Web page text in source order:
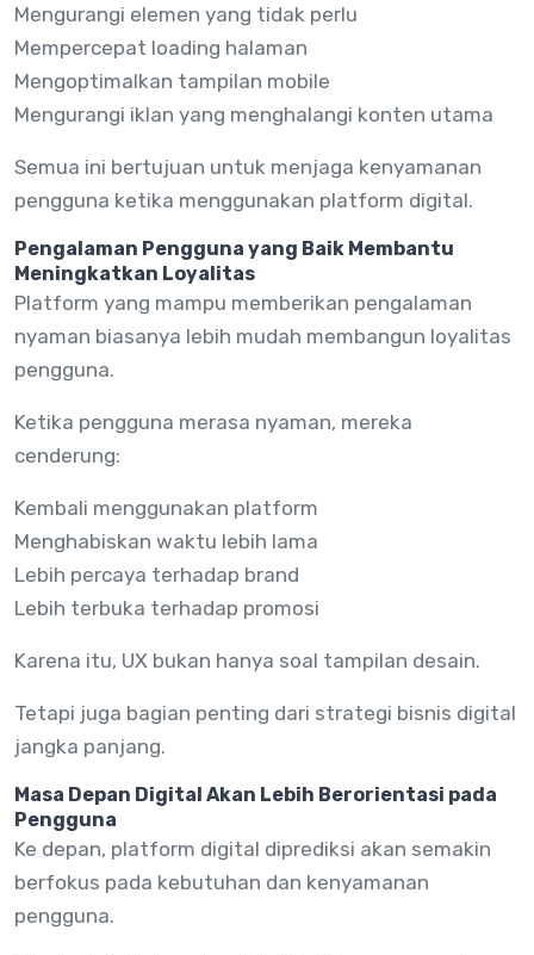
Mengurangi elemen yang tidak perlu
Mempercepat loading halaman
Mengoptimalkan tampilan mobile
Mengurangi iklan yang menghalangi konten utama
Semua ini bertujuan untuk menjaga kenyamanan
pengguna ketika menggunakan platform digital.
Pengalaman Pengguna yang Baik Membantu
Meningkatkan Loyalitas
Platform yang mampu memberikan pengalaman
nyaman biasanya lebih mudah membangun loyalitas
pengguna.
Ketika pengguna merasa nyaman, mereka
cenderung:
Kembali menggunakan platform
Menghabiskan waktu lebih lama
Lebih percaya terhadap brand
Lebih terbuka terhadap promosi
Karena itu, UX bukan hanya soal tampilan desain.
Tetapi juga bagian penting dari strategi bisnis digital
jangka panjang.
Masa Depan Digital Akan Lebih Berorientasi pada
Pengguna
Ke depan, platform digital diprediksi akan semakin
berfokus pada kebutuhan dan kenyamanan
pengguna.